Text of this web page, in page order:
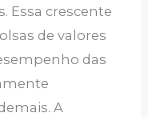
Essa crescente
de valores
das
A